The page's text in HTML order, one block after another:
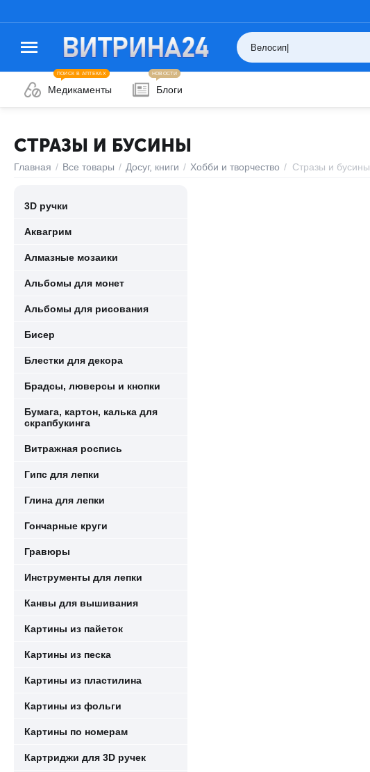
Медикаменты
ПОИСК В АПТЕКАХ
Блоги
НОВОСТИ
СТРАЗЫ И БУСИНЫ
Главная / Все товары / Досуг, книги / Хобби и творчество / Стразы и бусины
3D ручки
Аквагрим
Алмазные мозаики
Альбомы для монет
Альбомы для рисования
Бисер
Блестки для декора
Брадсы, люверсы и кнопки
Бумага, картон, калька для
скрапбукинга
Витражная роспись
Гипс для лепки
Глина для лепки
Гончарные круги
Гравюры
Инструменты для лепки
Канвы для вышивания
Картины из пайеток
Картины из песка
Картины из пластилина
Картины из фольги
Картины по номерам
Картриджи для 3D ручек